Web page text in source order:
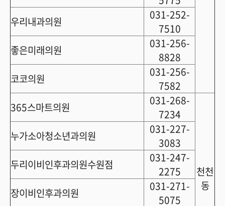
우리내과의원
031-252-
7510
좋은미래의원
031-256-
8828
코코의원
031-256-
7582
365스마트의원
031-268-
7234
천천
동
누가소아청소년과의원
031-227-
3083
두리이비인후과의원수원점
031-247-
2275
장이비인후과의원
031-271-
5075